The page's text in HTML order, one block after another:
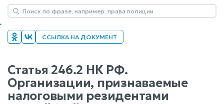
ССЫЛКА НА ДОКУМЕНТ
Статья 246.2 НК РФ.
Организации, признаваемые
налоговыми резидентами